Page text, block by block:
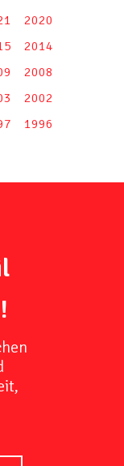
2020
2014
2008
2002
1996